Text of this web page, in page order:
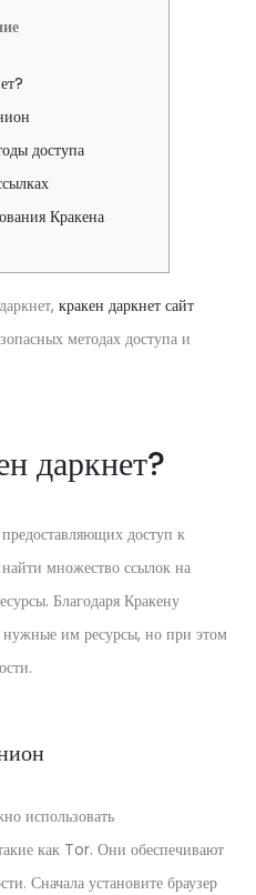
доступа
Кракена
кракен даркнет сайт
методах доступа и
даркнет?
доступ к
множество ссылок на
Благодаря Кракену
нужные им ресурсы, но при этом
использовать
как Tor. Они обеспечивают
Сначала установите браузер